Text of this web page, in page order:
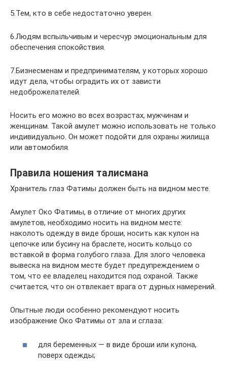
5.Тем, кто в себе недостаточно уверен.
6.Людям вспыльчивым и чересчур эмоциональным для
обеспечения спокойствия.
7.Бизнесменам и предпринимателям, у которых хорошо
идут дела, чтобы оградить их от зависти
недоброжелателей.
Носить его можно во всех возрастах, мужчинам и
женщинам. Такой амулет можно использовать не только
индивидуально. Он может подойти для охраны жилища
или автомобиля.
Правила ношения талисмана
Хранитель глаз Фатимы должен быть на видном месте.
Амулет Око Фатимы, в отличие от многих других
амулетов, необходимо носить на видном месте:
наколоть одежду в виде броши, носить как кулон на
цепочке или бусину на браслете, носить кольцо со
вставкой в форма голубого глаза. Для злого человека
вывеска на видном месте будет предупреждением о
том, что ее владелец находится под охраной. Также
считается, что он отвлекает врага от дурных намерений.
Опытные люди особенно рекомендуют носить
изображение Око Фатимы от зла ​​и сглаза:
для беременных — в виде броши или кулона,
поверх одежды;